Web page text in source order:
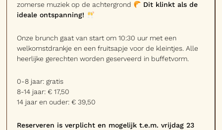
zomerse muziek op de achtergrond
Dit klinkt als de
ideale ontspanning!
Onze brunch gaat van start om 10:30 uur met een
welkomstdrankje en een fruitsapje voor de kleintjes. Alle
heerlijke gerechten worden geserveerd in buffetvorm.
0-8 jaar: gratis
8-14 jaar: € 17,50
14 jaar en ouder: € 39,50
Reserveren is verplicht en mogelijk t.e.m. vrijdag 23